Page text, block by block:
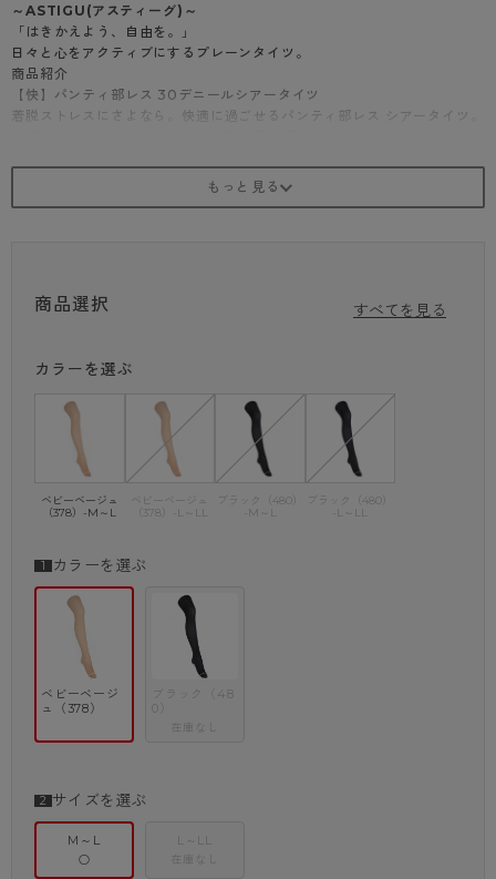
～ASTIGU(アスティーグ)～
「はきかえよう、自由を。」
日々と心をアクティブにするプレーンタイツ。
商品紹介
【快】パンティ部レス 30デニールシアータイツ
着脱ストレスにさよなら。快適に過ごせるパンティ部レス シアータイツ。
陰影が強くでるため細見え効果や脚線美を演出したい人におすすめ。
活躍します。
「今日はきたい」が一目でわかるオリジナルバックマーク付
商品名とデニール数をデザインしたオリジナルバックマーク付き。
はきたい一足がパッと見つけられ、その日のファッションに合わせた脚元
のおしゃれを楽しめる。
キレイをキープ
消臭ポリウレタン糸を組み合わせることで、足汗でムレがちな足先も清潔
毛玉ができにくいので見た目もキレイをキープ。
・開封しやすく簡単に中身を取り出せる紙パッケージを採用
・衣類のまとわりつきを抑制する「静電気防止加工」
商品選択 すべてを見る
カラーを選ぶ
ベビーベージュ
（378）-M～L
（378）-L～LL
ブラック（480）
-M～L
ブラック（480）
-L～LL
カラーを選ぶ
ベビーベージ
ュ（378）
ブラック（48
在庫なし
サイズを選ぶ
M～L
○
L～LL
在庫なし